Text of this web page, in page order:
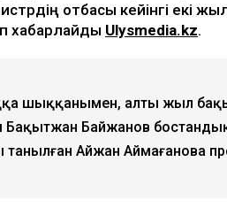
отбасы кейінгі екі
хабарлайды Ulysmedia.kz.
шыққанымен, алты жыл
Бақытжан Байжанов
танылған Айжан Аймағанова